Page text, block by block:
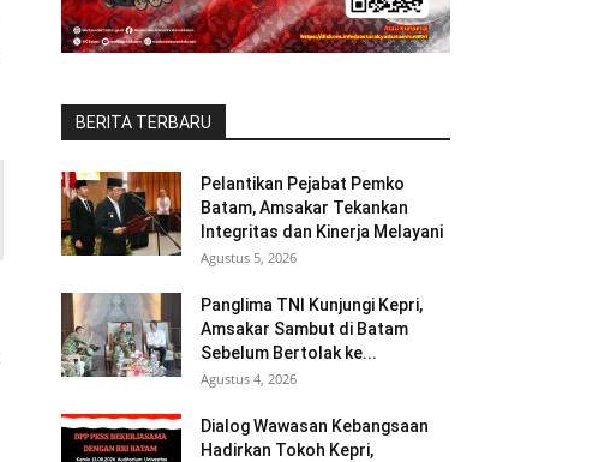
BERITA TERBARU
Pelantikan Pejabat Pemko
Batam, Amsakar Tekankan
Integritas dan Kinerja Melayani
Agustus 5, 2026
Panglima TNI Kunjungi Kepri,
Amsakar Sambut di Batam
Sebelum Bertolak ke...
Agustus 4, 2026
Dialog Wawasan Kebangsaan
Hadirkan Tokoh Kepri,